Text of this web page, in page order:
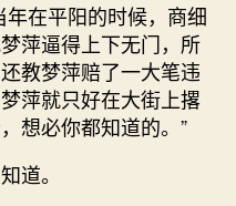
在平阳的时候，商细
萍逼得上下无门，所
教梦萍赔了一大笔违
萍就只好在大街上撂
想必你都知道的。”
道。